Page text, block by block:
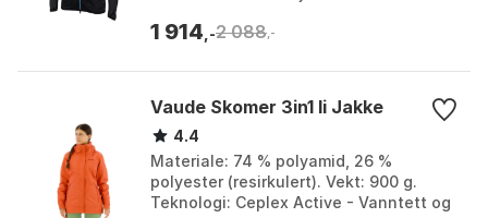
Fukttransporterende og luktresi...
1 914 ,-2 088,-
Vaude Skomer 3in1 Ii Jakke
4.4
Materiale: 74 % polyamid, 26 %
polyester (resirkulert). Vekt: 900 g.
Teknologi: Ceplex Active - Vanntett og